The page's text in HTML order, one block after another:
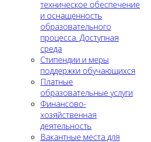
техническое обеспечение
и оснащенность
образовательного
процесса. Доступная
среда
Стипендии и меры
поддержки обучающихся
Платные
образовательные услуги
Финансово-
хозяйственная
деятельность
Вакантные места для